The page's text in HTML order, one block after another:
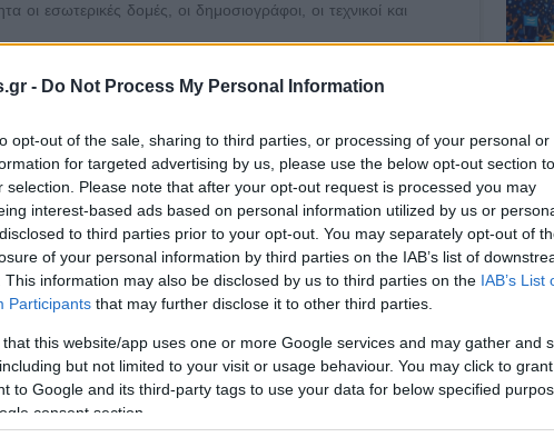
- Do Not Process My Personal Information
opt-out of the sale, sharing to third parties, or processing of your personal or
for targeted advertising by us, please use the below opt-out section to
selection. Please note that after your opt-out request is processed you may
interest-based ads based on personal information utilized by us or
to third parties prior to your opt-out. You may separately opt-out of
of your personal information by third parties on the IAB’s list of
This information may also be disclosed by us to third parties on the IAB’s List
Participants that may further disclose it to other third parties.
that this website/app uses one or more Google services and may gather and
but not limited to your visit or usage behaviour. You may click to
to Google and its third-party tags to use your data for below specified
consent section.
οι εσωτερικές δομές, οι δημοσιογράφοι, οι τεχνικοί και
Ρεκόρ τηλεθέασης σε Eurovision και
Mundial το 2026
Αυτός είναι ο λόγος που οι beauty